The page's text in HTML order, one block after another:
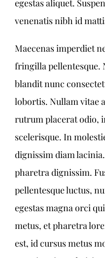
egestas aliquet.
venenatis nibh id
Maecenas imperdiet
fringilla pellentesque.
blandit nunc
lobortis. Nullam vitae
rutrum placerat odio,
scelerisque. In
dignissim diam
pharetra dignissim.
pellentesque luctus,
egestas magna orci
metus, et pharetra
est, id cursus metus